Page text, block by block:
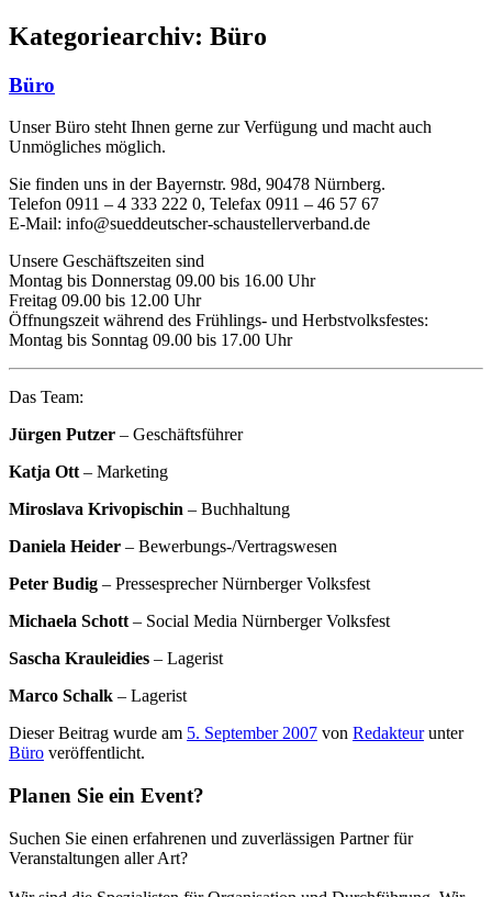
Kategoriearchiv: Büro
Büro
Unser Büro steht Ihnen gerne zur Verfügung und macht auch
Unmögliches möglich.
Sie finden uns in der Bayernstr. 98d, 90478 Nürnberg.
Telefon 0911 – 4 333 222 0, Telefax 0911 – 46 57 67
E-Mail: info@sueddeutscher-schaustellerverband.de
Unsere Geschäftszeiten sind
Montag bis Donnerstag 09.00 bis 16.00 Uhr
Freitag 09.00 bis 12.00 Uhr
Öffnungszeit während des Frühlings- und Herbstvolksfestes:
Montag bis Sonntag 09.00 bis 17.00 Uhr
Das Team:
Jürgen Putzer – Geschäftsführer
Katja Ott – Marketing
Miroslava Krivopischin – Buchhaltung
Daniela Heider – Bewerbungs-/Vertragswesen
Peter Budig – Pressesprecher Nürnberger Volksfest
Michaela Schott – Social Media Nürnberger Volksfest
Sascha Krauleidies – Lagerist
Marco Schalk – Lagerist
Dieser Beitrag wurde am 5. September 2007 von Redakteurunter
Büro veröffentlicht.
Planen Sie ein Event?
Suchen Sie einen erfahrenen und zuverlässigen Partner für
Veranstaltungen aller Art?